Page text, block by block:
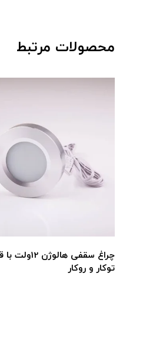
محصولات مرتبط
چراغ سقفی
توکار و روکار